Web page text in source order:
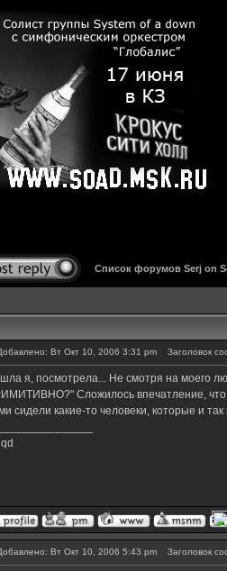
Список форумов Serj on
Вт Окт 10, 2006 3:31 pm Заголовок
я, посмотрела... Не смотря на моего
Сложилось впечатление, что
сидели какие-то человеки, которые и
Вт Окт 10, 2006 5:43 pm Заголовок